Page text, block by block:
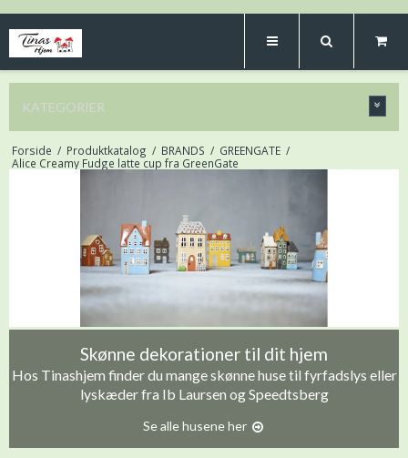
KATEGORIER
Forside / Produktkatalog / BRANDS / GREENGATE /
Alice Creamy Fudge latte cup fra GreenGate
Skønne dekorationer til dit hjem
Hos Tinashjem finder du mange skønne huse til fyrfadslys eller
lyskæder fra Ib Laursen og Speedtsberg
Se alle husene her